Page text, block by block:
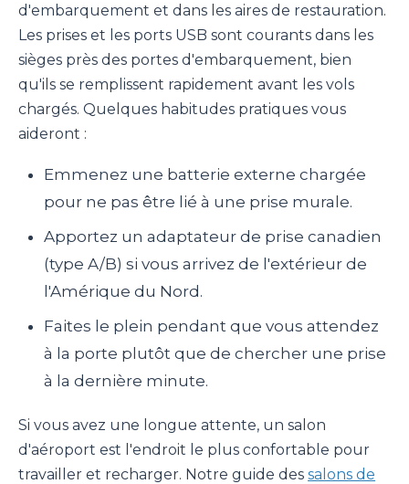
d'embarquement et dans les aires de restauration.
Les prises et les ports USB sont courants dans les
sièges près des portes d'embarquement, bien
qu'ils se remplissent rapidement avant les vols
chargés. Quelques habitudes pratiques vous
aideront :
Emmenez une batterie externe chargée
pour ne pas être lié à une prise murale.
Apportez un adaptateur de prise canadien
(type A/B) si vous arrivez de l'extérieur de
l'Amérique du Nord.
Faites le plein pendant que vous attendez
à la porte plutôt que de chercher une prise
à la dernière minute.
Si vous avez une longue attente, un salon
d'aéroport est l'endroit le plus confortable pour
travailler et recharger. Notre guide des salons de